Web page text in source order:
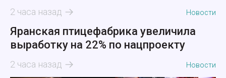
2 часа назад Новости
Яранская птицефабрика увеличила
выработку на 22% по нацпроекту
2 часа назад Новости